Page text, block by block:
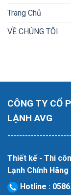
Trang Chủ
VỀ CHÚNG TÔI
CÔNG TY CỔ
LẠNH AVG
Thiết kế - Thi
Lạnh Chính Hãng
Hotline :